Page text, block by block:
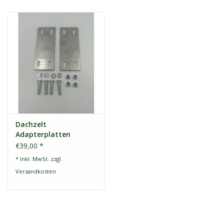
Dachzelt
Adapterplatten
€39,00 *
* Inkl. MwSt. zzgl.
Versandkosten